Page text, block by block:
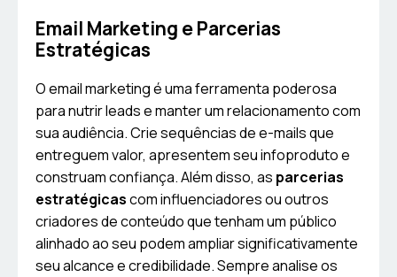
Email Marketing e Parcerias
Estratégicas
O email marketing é uma ferramenta poderosa
para nutrir leads e manter um relacionamento com
sua audiência. Crie sequências de e-mails que
entreguem valor, apresentem seu infoproduto e
construam confiança. Além disso, as parcerias
estratégicascom influenciadores ou outros
criadores de conteúdo que tenham um público
alinhado ao seu podem ampliar significativamente
seu alcance e credibilidade. Sempre analise os